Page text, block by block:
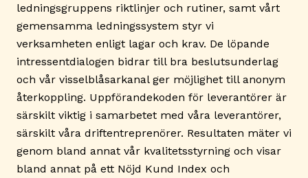
ledningsgruppens riktlinjer och rutiner, samt vårt
gemensamma ledningssystem styr vi
verksamheten enligt lagar och krav. De löpande
intressentdialogen bidrar till bra beslutsunderlag
och vår visselblåsarkanal ger möjlighet till anonym
återkoppling. Uppförandekoden för leverantörer är
särskilt viktig i samarbetet med våra leverantörer,
särskilt våra driftentreprenörer. Resultaten mäter vi
genom bland annat vår kvalitetsstyrning och visar
bland annat på ett Nöjd Kund Index och